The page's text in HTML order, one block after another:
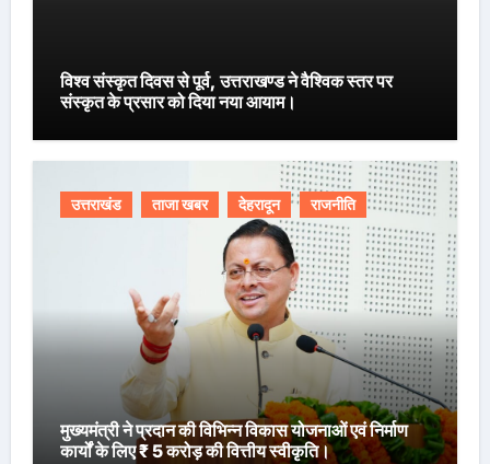
विश्व संस्कृत दिवस से पूर्व, उत्तराखण्ड ने वैश्विक स्तर पर
संस्कृत के प्रसार को दिया नया आयाम।
उत्तराखंड ताजा खबर देहरादून राजनीति
मुख्यमंत्री ने प्रदान की विभिन्न विकास योजनाओं एवं निर्माण
कार्यों के लिए ₹ 5 करोड़ की वित्तीय स्वीकृति।